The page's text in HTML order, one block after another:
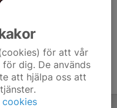
för att vår
dig. De används
att hjälpa oss att
cookies